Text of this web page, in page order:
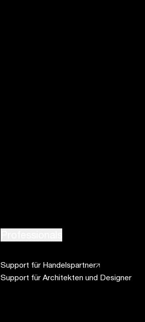
Support für Handelspartner
Support für Architekten und Designer